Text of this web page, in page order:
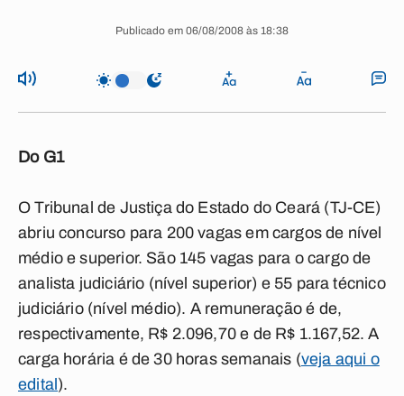
Publicado em 06/08/2008 às 18:38
Do G1
O Tribunal de Justiça do Estado do Ceará (TJ-CE)
abriu concurso para 200 vagas em cargos de nível
médio e superior. São 145 vagas para o cargo de
analista judiciário (nível superior) e 55 para técnico
judiciário (nível médio). A remuneração é de,
respectivamente, R$ 2.096,70 e de R$ 1.167,52. A
carga horária é de 30 horas semanais (veja aqui o
edital ).